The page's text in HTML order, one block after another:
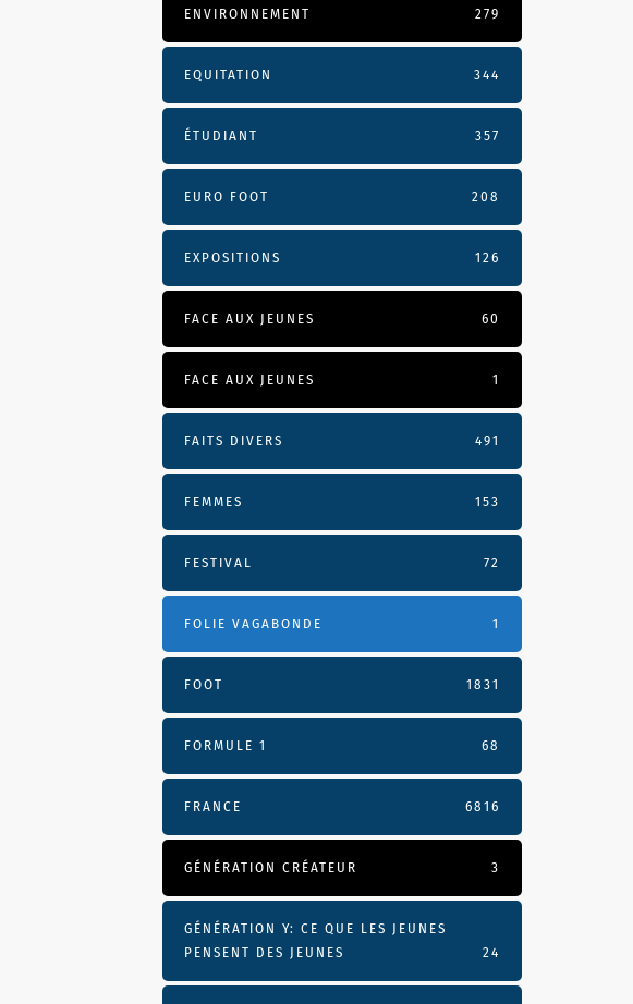
ENVIRONNEMENT 279
EQUITATION 344
ÉTUDIANT 357
EURO FOOT 208
EXPOSITIONS 126
FACE AUX JEUNES 60
FACE AUX JEUNES 1
FAITS DIVERS 491
FEMMES 153
FESTIVAL 72
FOLIE VAGABONDE 1
FOOT 1831
FORMULE 1 68
FRANCE 6816
GÉNÉRATION CRÉATEUR 3
GÉNÉRATION Y: CE QUE LES JEUNES
PENSENT DES JEUNES
24